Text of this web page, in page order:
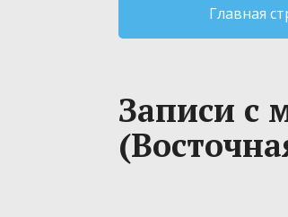
Главная
Записи с